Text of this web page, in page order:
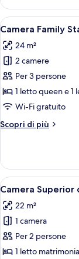
Tripla
Standard
Apri
tutte
le
foto
per
Camera
Family
5
Camera Family
24 m²
2 camere
Per 3 persone
1 letto queen e 1
Wi-Fi gratuito
Scopri di più
Altri
Family
Standard
Apri
tutte
le
foto
per
Camera
3
Camera
22 m²
1 camera
Per 2 persone
1 letto